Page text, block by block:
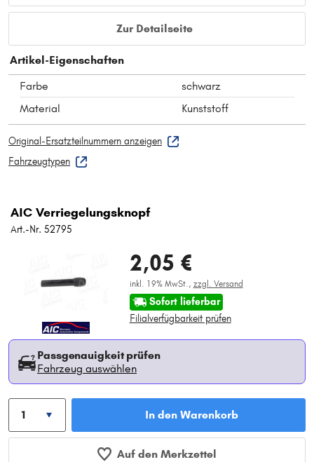
Zur Detailseite
Artikel-Eigenschaften
Farbe
schwarz
Material
Kunststoff
Original-Ersatzteilnummern anzeigen
Fahrzeugtypen
AIC Verriegelungsknopf
Art.-Nr. 52795
2,05 €
inkl. 19% MwSt., zzgl. Versand
Sofort lieferbar
Filialverfügbarkeit prüfen
Passgenauigkeit prüfen
Fahrzeug auswählen
In den Warenkorb
Auf den Merkzettel